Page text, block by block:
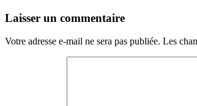
Laisser un commentaire
Votre adresse e-mail ne sera pas publiée. Les